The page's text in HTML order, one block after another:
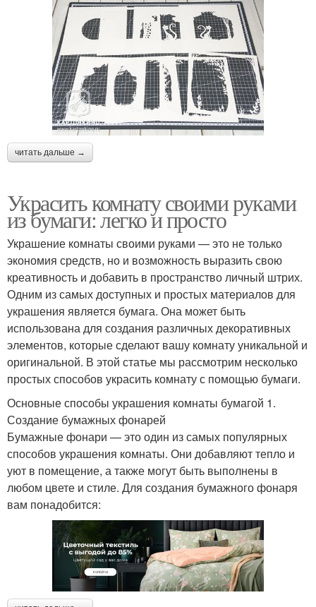
читать дальше →
Украсить комнату своими руками
из бумаги: легко и просто
Украшение комнаты своими руками — это не только
экономия средств, но и возможность выразить свою
креативность и добавить в пространство личный штрих.
Одним из самых доступных и простых материалов для
украшения является бумага. Она может быть
использована для создания различных декоративных
элементов, которые сделают вашу комнату уникальной и
оригинальной. В этой статье мы рассмотрим несколько
простых способов украсить комнату с помощью бумаги.
Основные способы украшения комнаты бумагой 1.
Создание бумажных фонарей
Бумажные фонари — это один из самых популярных
способов украшения комнаты. Они добавляют тепло и
уют в помещение, а также могут быть выполнены в
любом цвете и стиле. Для создания бумажного фонаря
вам понадобится: